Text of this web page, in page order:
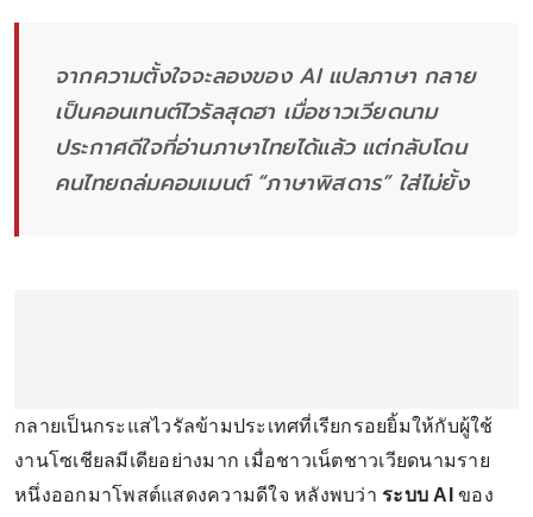
จากความตั้งใจจะลองของ AI แปลภาษา กลาย
เป็นคอนเทนต์ไวรัลสุดฮา เมื่อชาวเวียดนาม
ประกาศดีใจที่อ่านภาษาไทยได้แล้ว แต่กลับโดน
คนไทยถล่มคอมเมนต์ “ภาษาพิสดาร” ใส่ไม่ยั้ง
กลายเป็นกระแสไวรัลข้ามประเทศที่เรียกรอยยิ้มให้กับผู้ใช้
งานโซเชียลมีเดียอย่างมาก เมื่อชาวเน็ตชาวเวียดนามราย
หนึ่งออกมาโพสต์แสดงความดีใจ หลังพบว่า ระบบ AI ของ